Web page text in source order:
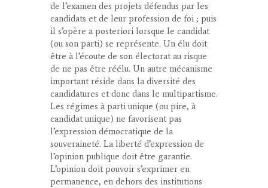
de l’examen des projets défendus par les
candidats et de leur profession de foi ; puis
il s’opère a posteriori lorsque le candidat
(ou son parti) se représente. Un élu doit
être à l’écoute de son électorat au risque
de ne pas être réélu. Un autre mécanisme
important réside dans la diversité des
candidatures et donc dans le multipartisme.
Les régimes à parti unique (ou pire, à
candidat unique) ne favorisent pas
l’expression démocratique de la
souveraineté. La liberté d’expression de
l’opinion publique doit être garantie.
L’opinion doit pouvoir s’exprimer en
permanence, en dehors des institutions